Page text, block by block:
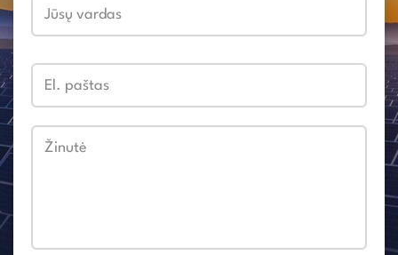
Jūsų vardas
El. paštas
Žinutė